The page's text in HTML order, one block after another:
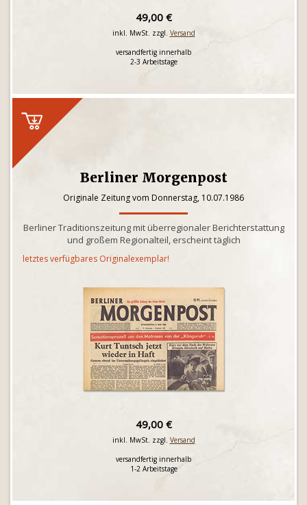
49,00 €
inkl. MwSt. zzgl. Versand
versandfertig innerhalb
2-3 Arbeitstage
Berliner Morgenpost
Originale Zeitung vom Donnerstag, 10.07.1986
Berliner Traditionszeitung mit überregionaler Berichterstattung
und großem Regionalteil, erscheint täglich
letztes verfügbares Originalexemplar!
49,00 €
inkl. MwSt. zzgl. Versand
versandfertig innerhalb
1-2 Arbeitstage